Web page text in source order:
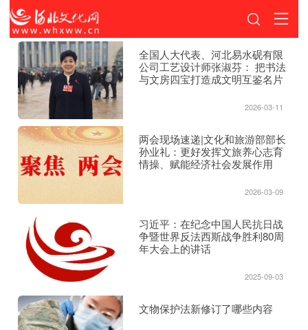
全国人大代表、河北易水砚有限
公司工艺设计师张淑芬： 把书法
与文房四宝打造成文明互鉴名片
2026-03-11
两会现场速递|文化和旅游部部长
孙业礼：更好发挥文旅养心志育
情操、赋能经济社会发展作用
2026-03-09
习近平：在纪念中国人民抗日战
争暨世界反法西斯战争胜利80周
年大会上的讲话
2025-09-03
文物保护法新修订了哪些内容